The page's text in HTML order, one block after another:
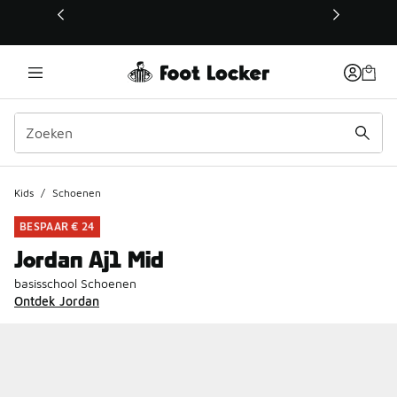
Deze link wordt geopend in een nieuw venster
Kids / Schoenen
BESPAAR € 24
Jordan Aj1 Mid
basisschool Schoenen
Ontdek Jordan